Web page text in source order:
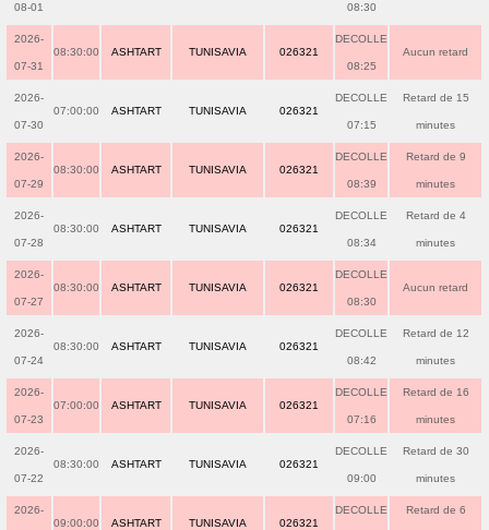
08-01 08:30
2026-
07-31
08:30:00 ASHTART TUNISAVIA 026321
DECOLLE
08:25
Aucun retard
2026-
07-30
07:00:00 ASHTART TUNISAVIA 026321
DECOLLE
07:15
Retard de 15
minutes
2026-
07-29
08:30:00 ASHTART TUNISAVIA 026321
DECOLLE
08:39
Retard de 9
minutes
2026-
07-28
08:30:00 ASHTART TUNISAVIA 026321
DECOLLE
08:34
Retard de 4
minutes
2026-
07-27
08:30:00 ASHTART TUNISAVIA 026321
DECOLLE
08:30
Aucun retard
2026-
07-24
08:30:00 ASHTART TUNISAVIA 026321
DECOLLE
08:42
Retard de 12
minutes
2026-
07-23
07:00:00 ASHTART TUNISAVIA 026321
DECOLLE
07:16
Retard de 16
minutes
2026-
07-22
08:30:00 ASHTART TUNISAVIA 026321
DECOLLE
09:00
Retard de 30
minutes
2026-
09:00:00 ASHTART TUNISAVIA 026321
DECOLLE Retard de 6